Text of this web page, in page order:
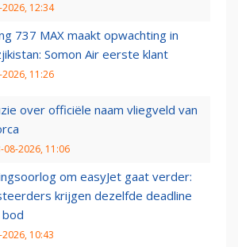
2026, 12:34
737 MAX maakt opwachting in
Somon Air eerste klant
2026, 11:26
over officiële naam vliegveld van
08-2026, 11:06
om easyJet gaat verder:
krijgen dezelfde deadline
10:43